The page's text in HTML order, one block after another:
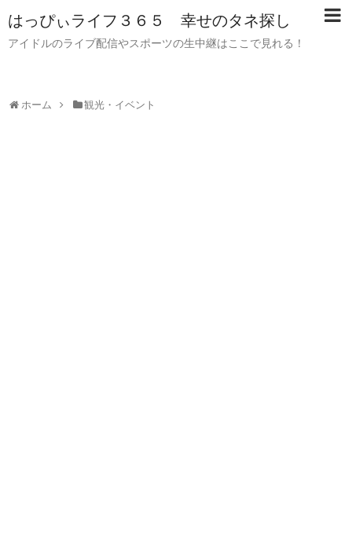
はっぴぃライフ３６５ 幸せのタネ探し
アイドルのライブ配信やスポーツの生中継はここで見れる！
ホーム 観光・イベント